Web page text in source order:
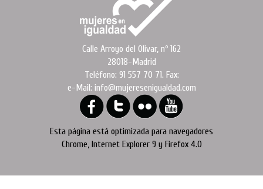
Calle Arroyo del Olivar, nº 162
28018-Madrid
Teléfono: 91 557 70 71. Fax:
e-Mail: info@mujeresenigualdad.com
Esta página está optimizada para navegadores
Chrome, Internet Explorer 9 y Firefox 4.0